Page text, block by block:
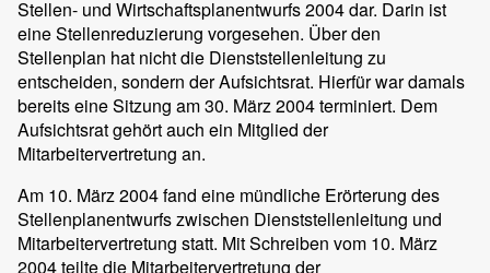
Stellen- und Wirtschaftsplanentwurfs 2004 dar. Darin ist
eine Stellenreduzierung vorgesehen. Über den
Stellenplan hat nicht die Dienststellenleitung zu
entscheiden, sondern der Aufsichtsrat. Hierfür war damals
bereits eine Sitzung am 30. März 2004 terminiert. Dem
Aufsichtsrat gehört auch ein Mitglied der
Mitarbeitervertretung an.
Am 10. März 2004 fand eine mündliche Erörterung des
Stellenplanentwurfs zwischen Dienststellenleitung und
Mitarbeitervertretung statt. Mit Schreiben vom 10. März
2004 teilte die Mitarbeitervertretung der